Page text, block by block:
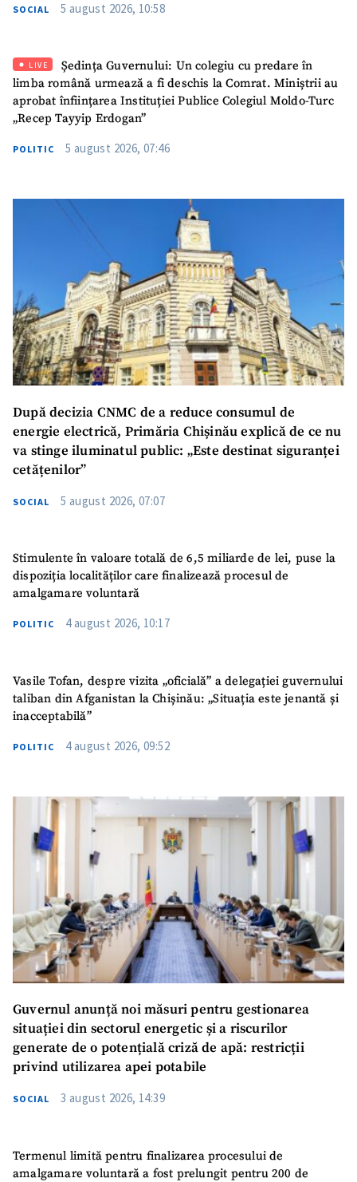
SUSȚINE
SOCIAL 5 august 2026, 10:58
LIVE
Ședința Guvernului: Un colegiu cu predare în
limba română urmează a fi deschis la Comrat. Miniștrii au
aprobat înființarea Instituției Publice Colegiul Moldo-Turc
„Recep Tayyip Erdogan”
POLITIC 5 august 2026, 07:46
După decizia CNMC de a reduce consumul de
energie electrică, Primăria Chișinău explică de ce nu
va stinge iluminatul public: „Este destinat siguranței
cetățenilor”
SOCIAL 5 august 2026, 07:07
Stimulente în valoare totală de 6,5 miliarde de lei, puse la
dispoziția localităților care finalizează procesul de
amalgamare voluntară
POLITIC 4 august 2026, 10:17
Vasile Tofan, despre vizita „oficială” a delegației guvernului
taliban din Afganistan la Chișinău: „Situația este jenantă și
inacceptabilă”
POLITIC 4 august 2026, 09:52
Guvernul anunță noi măsuri pentru gestionarea
situației din sectorul energetic și a riscurilor
generate de o potențială criză de apă: restricții
privind utilizarea apei potabile
SOCIAL 3 august 2026, 14:39
Termenul limită pentru finalizarea procesului de
amalgamare voluntară a fost prelungit pentru 200 de
CONTACT SURSĂ
Sursă anonimă
+ Telefon personal
Am citit și sunt de
acord cupolitica de
confidențialitate.
TRIMITE ȘTIREA